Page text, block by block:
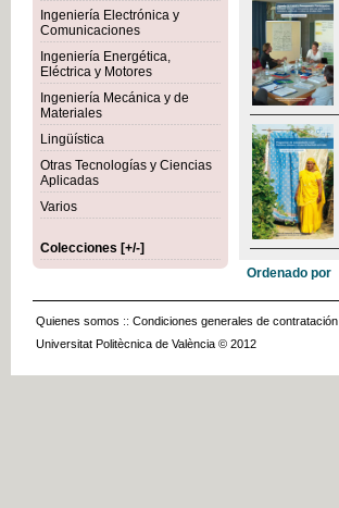
Ingeniería Electrónica y
Comunicaciones
Ingeniería Energética,
Eléctrica y Motores
Ingeniería Mecánica y de
Materiales
Lingüística
Otras Tecnologías y Ciencias
Aplicadas
Varios
Colecciones [+/-]
Ordenado por
Quienes somos :: Condiciones generales de contratación
Universitat Politècnica de València © 2012